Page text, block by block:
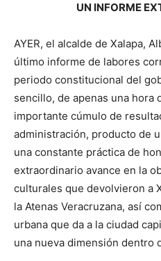
UN INFORME
AYER, el alcalde de Xalapa,
último informe de labores
periodo constitucional del
sencillo, de apenas una hora
importante cúmulo de
administración, producto de
una constante práctica de
extraordinario avance en la
culturales que devolvieron a
la Atenas Veracruzana, así
urbana que da a la ciudad
una nueva dimensión dentro